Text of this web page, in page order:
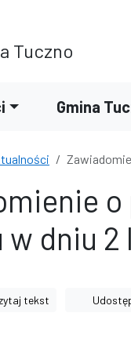
Tuczno
Gmina
o
w dniu 2
tekst